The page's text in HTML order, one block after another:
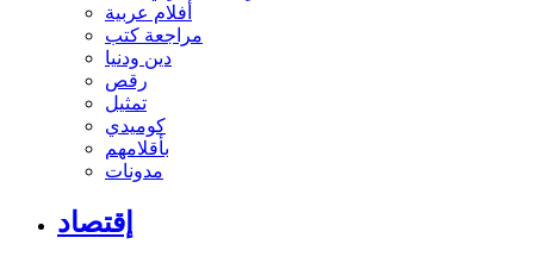
أفلام عربية
مراجعة كتب
دين ودنيا
رقص
تمثيل
كوميدي
بأقلامهم
مدونات
إقتصاد